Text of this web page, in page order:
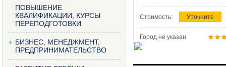
ПОВЫШЕНИЕ
КВАЛИФИКАЦИИ, КУРСЫ
ПЕРЕПОДГОТОВКИ
БИЗНЕС, МЕНЕДЖМЕНТ,
ПРЕДПРИНИМАТЕЛЬСТВО
Стоимость: Уточните
Город не указан